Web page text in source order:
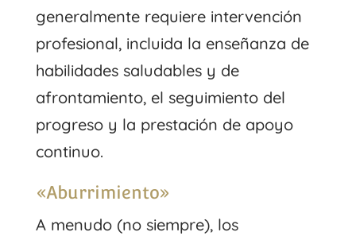
generalmente requiere intervención
profesional, incluida la enseñanza de
habilidades saludables y de
afrontamiento, el seguimiento del
progreso y la prestación de apoyo
continuo.
«Aburrimiento»
A menudo (no siempre), los